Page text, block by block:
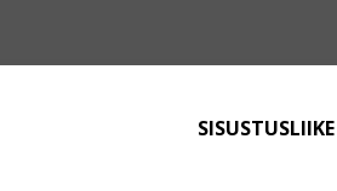
SISUSTUSLIIKE